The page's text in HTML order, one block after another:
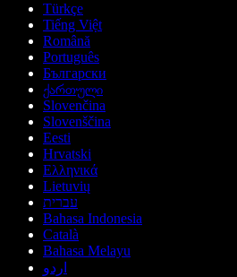
Türkçe
Tiếng Việt
Română
Português
Български
ქართული
Slovenčina
Slovenščina
Eesti
Hrvatski
Ελληνικά
Lietuvių
עברית
Bahasa Indonesia
Català
Bahasa Melayu
اردو